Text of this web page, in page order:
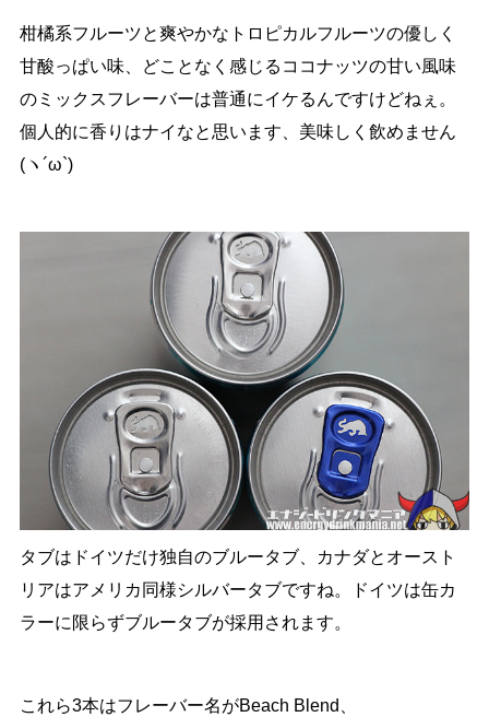
柑橘系フルーツと爽やかなトロピカルフルーツの優しく
甘酸っぱい味、どことなく感じるココナッツの甘い風味
のミックスフレーバーは普通にイケるんですけどねぇ。
個人的に香りはナイなと思います、美味しく飲めません
(ヽ´ω`)
タブはドイツだけ独自のブルータブ、カナダとオースト
リアはアメリカ同様シルバータブですね。ドイツは缶カ
ラーに限らずブルータブが採用されます。
これら3本はフレーバー名がBeach Blend、